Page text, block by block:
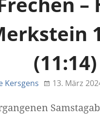
(11:14)
Kersgens 13. März